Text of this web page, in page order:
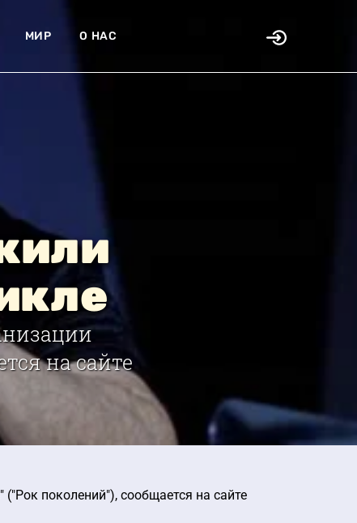
МИР О НАС
на сайте
поколений"), сообщается на сайте